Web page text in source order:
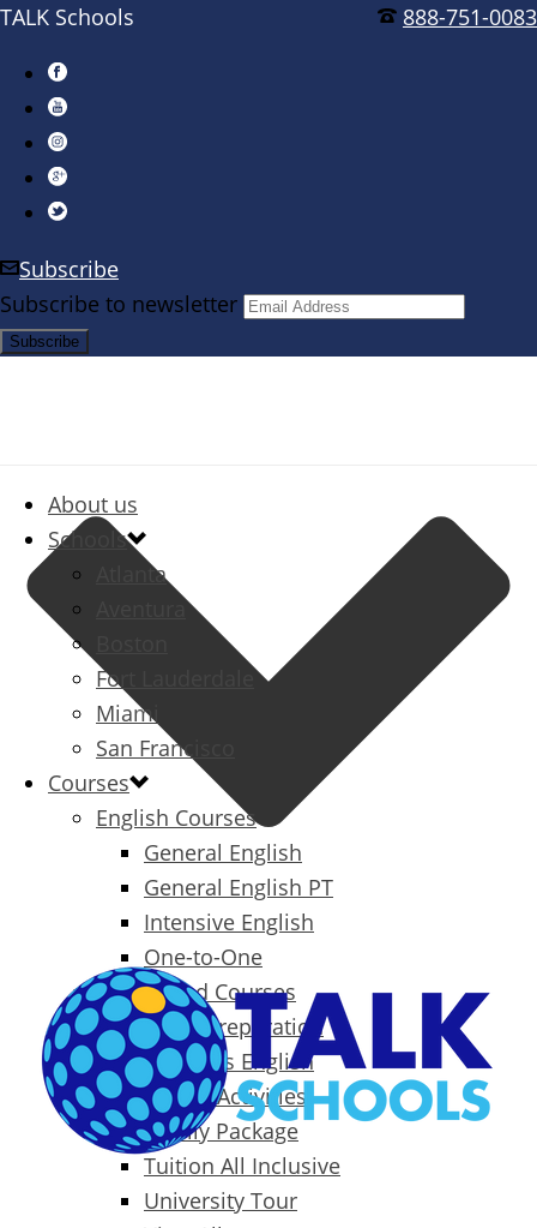
888-751-0083
TALK Schools
Subscribe
Subscribe to newsletter
About us
Schools
Atlanta
Aventura
Fort Lauderdale
Miami
San Francisco
Courses
English Courses
General English
General English PT
Intensive English
One-to-One
Specialized Courses
Exam Preparation
Business English
Packages & Activities
Family Package
Tuition All Inclusive
University Tour